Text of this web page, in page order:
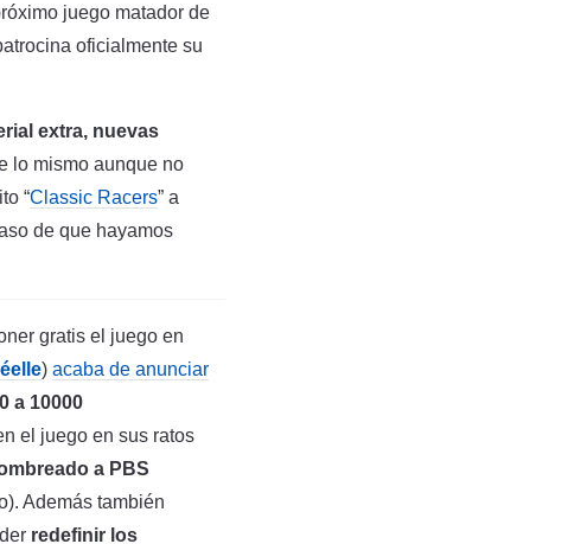
juego matador de
oficialmente su
extra, nuevas
lo mismo aunque no
“Classic Racers” a
de que hayamos
gratis el juego en
) acaba de anunciar
a 10000
el juego en sus ratos
a PBS
Además también
redefinir los